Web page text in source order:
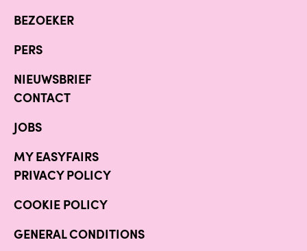
BEZOEKER
PERS
NIEUWSBRIEF
CONTACT
JOBS
MY EASYFAIRS
PRIVACY POLICY
COOKIE POLICY
GENERAL CONDITIONS